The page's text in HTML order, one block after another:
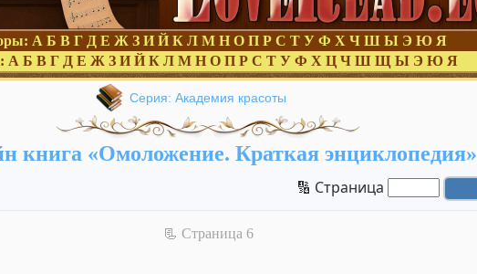
А Б В Г Д Е Ж З И Й К Л М Н О П Р С Т У Ф Х Ч Ш Ы Э Ю Я
А Б В Г Д Е Ж З И Й К Л М Н О П Р С Т У Ф Х Ц Ч Ш Щ Ы Э Ю Я
Серия: Академия красоты
книга «Омоложение. Краткая энциклопедия»
🔢 Страница
📃 Cтраница 6